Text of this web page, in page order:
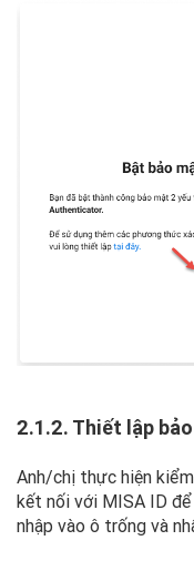
2.1.2. Thiết lập
Anh/chị thực hiện
kết nối với MISA ID
nhập vào ô trống và